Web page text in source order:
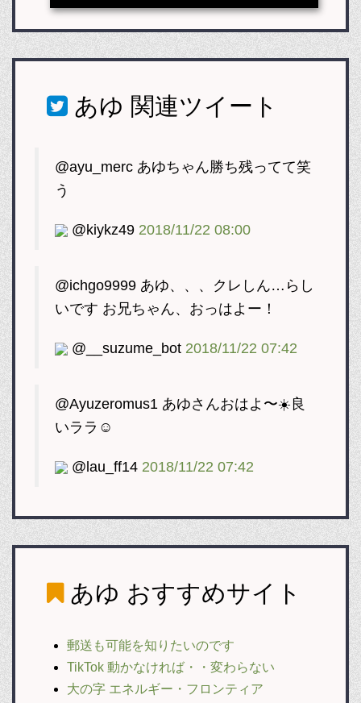
あゆ 関連ツイート
@ayu_merc あゆちゃん勝ち残ってて笑
う
@kiykz49 2018/11/22 08:00
@ichgo9999 あゆ、、、クレしん…らし
いです お兄ちゃん、おっはよー！
@__suzume_bot 2018/11/22 07:42
@Ayuzeromus1 あゆさんおはよ〜☀️良
いララ☺️
@lau_ff14 2018/11/22 07:42
あゆ おすすめサイト
郵送も可能を知りたいのです
TikTok 動かなければ・・変わらない
大の字 エネルギー・フロンティア